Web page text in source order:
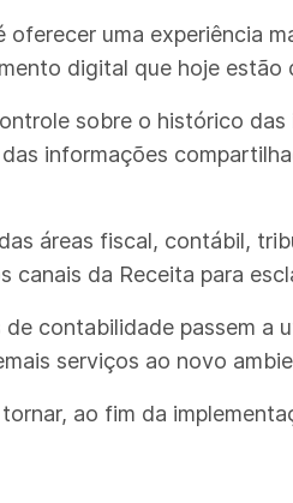
uma experiência
digital que hoje
sobre o histórico
informações
áreas fiscal, contábil,
canais da Receita para
contabilidade passem a
serviços ao novo
ao fim da